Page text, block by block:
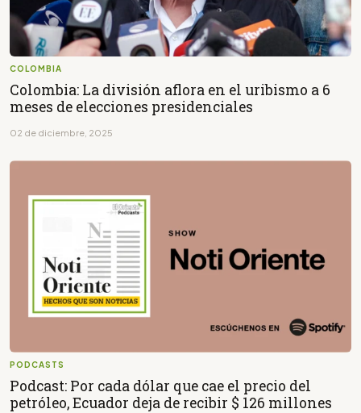
COLOMBIA
Colombia: La división aflora en el uribismo a 6
meses de elecciones presidenciales
02 de diciembre, 2025
PODCASTS
Podcast: Por cada dólar que cae el precio del
petróleo, Ecuador deja de recibir $ 126 millones